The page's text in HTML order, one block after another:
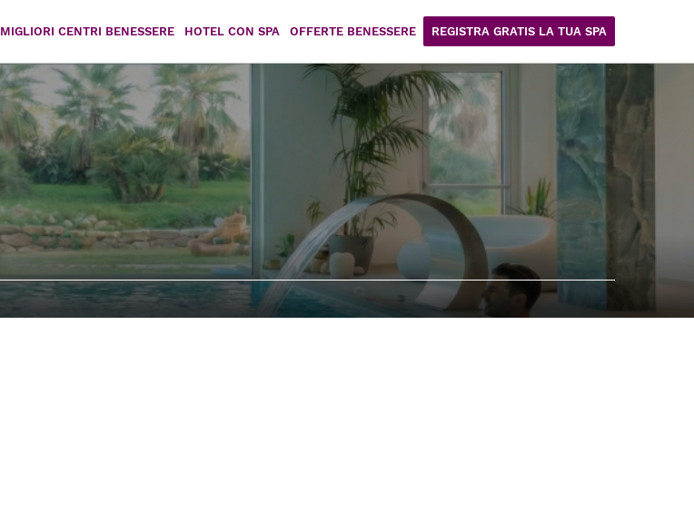
Caltanissetta
Enna
Palermo
Siracusa
MIGLIORI CENTRI BENESSERE HOTEL CON SPA OFFERTE BENESSERE REGISTRA GRATIS LA TUA SPA